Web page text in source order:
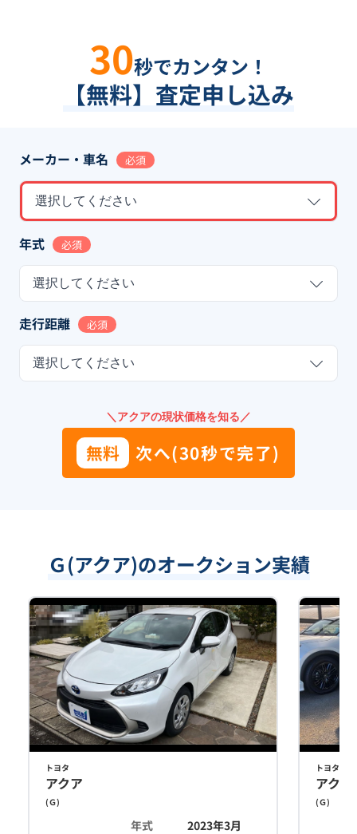
30秒でカンタン！
【無料】査定申し込み
メーカー・車名 必須
選択してください
年式 必須
選択してください
走行距離 必須
選択してください
＼アクアの現状価格を知る／
無料 次へ(30秒で完了)
Ｇ(アクア)のオークション実績
トヨタ
アクア
(Ｇ)
年式
2023年3月
トヨタ
アクア
(Ｇ)